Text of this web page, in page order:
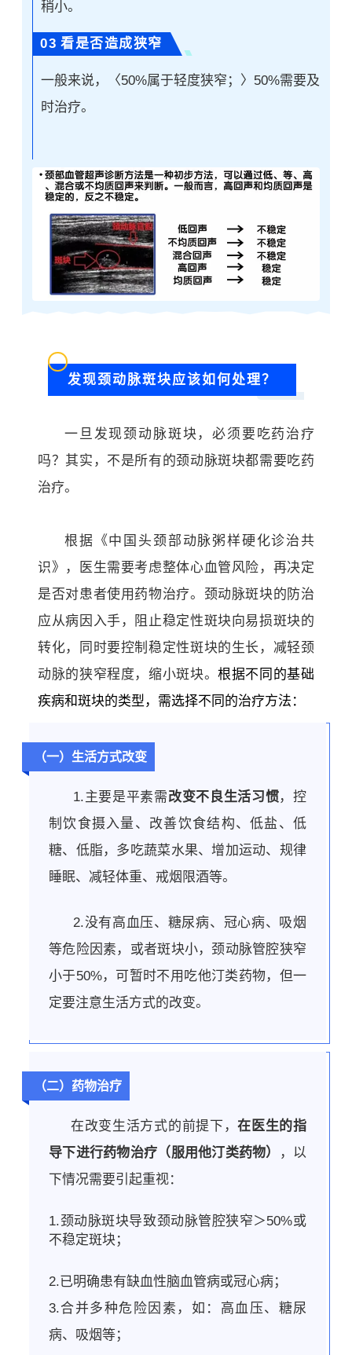
稍小。
03 看是否造成狭窄
一般来说，〈50%属于轻度狭窄；〉50%需要及
时治疗。
发现颈动脉斑块应该如何处理？
一旦发现颈动脉斑块，必须要吃药治疗
吗？ 其实，不是所有的颈动脉斑块都需要吃药
治疗。
根据《中国头颈部动脉粥样硬化诊治共
识》，医生需要考虑整体心血管风险，再决定
是否对患者使用药物治疗。 颈动脉斑块的防治
应从病因入手，阻止稳定性斑块向易损斑块的
转化，同时要控制稳定性斑块的生长，减轻颈
动脉的狭窄程度，缩小斑块。根据不同的基础
疾病和斑块的类型，需选择不同的治疗方法：
（一）生活方式改变
1.主要是平素需改变不良生活习惯，控
制饮食摄入量、改善饮食结构、低盐、低
糖、低脂，多吃蔬菜水果、增加运动、规律
睡眠、减轻体重、戒烟限酒等。
2.没有高血压、糖尿病、冠心病、吸烟
等危险因素，或者斑块小，颈动脉管腔狭窄
小于50%，可暂时不用吃他汀类药物，但一
定要注意生活方式的改变。
（二）药物治疗
在改变生活方式的前提下，在医生的指
导下进行药物治疗（服用他汀类药物）
，以
下情况需要引起重视：
1.颈动脉斑块导致颈动脉管腔狭窄＞50%或
不稳定斑块；
2.已明确患有缺血性脑血管病或冠心病；
3.合并多种危险因素，如：高血压、糖尿
病、吸烟等；